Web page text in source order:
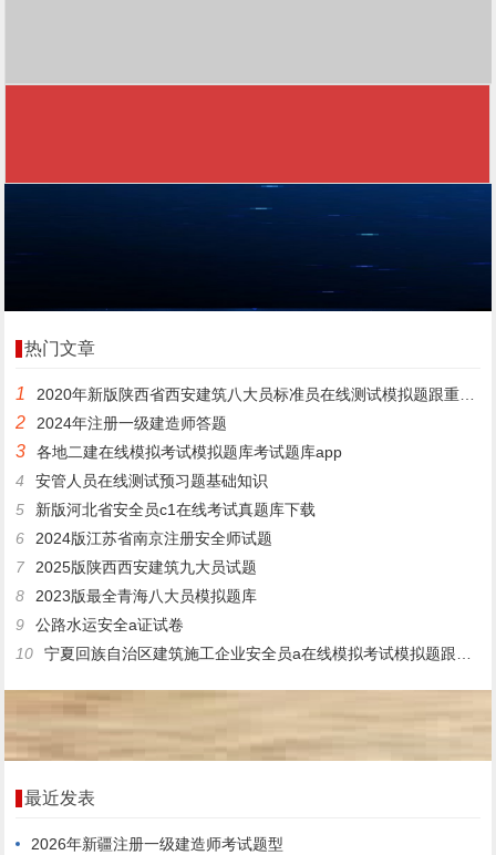
热门文章
1 2020年新版陕西省西安建筑八大员标准员在线测试模拟题跟重点知识
2 2024年注册一级建造师答题
3
各地二建在线模拟考试模拟题库考试题库app
4
安管人员在线测试预习题基础知识
5
新版河北省安全员c1在线考试真题库下载
6
2024版江苏省南京注册安全师试题
7
2025版陕西西安建筑九大员试题
8
2023版最全青海八大员模拟题库
9
公路水运安全a证试卷
10
宁夏回族自治区建筑施工企业安全员a在线模拟考试模拟题跟做题app
最近发表
2026年新疆注册一级建造师考试题型